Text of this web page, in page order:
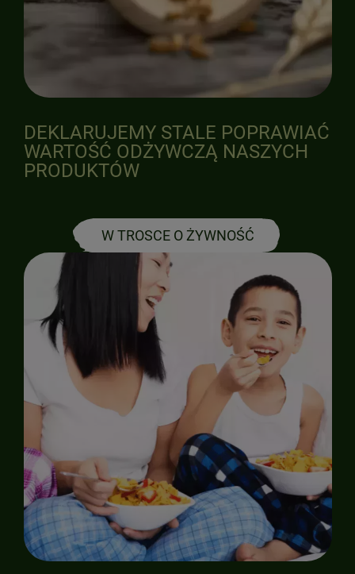
DEKLARUJEMY STALE POPRAWIAĆ
WARTOŚĆ ODŻYWCZĄ NASZYCH
PRODUKTÓW
W TROSCE O ŻYWNOŚĆ